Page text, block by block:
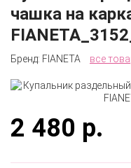
чашка на
Бренд: FIANETA все
2 480 р.